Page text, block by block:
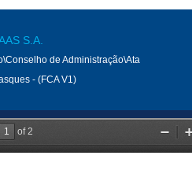
S.A.
de Administração\Ata
- (FCA V1)